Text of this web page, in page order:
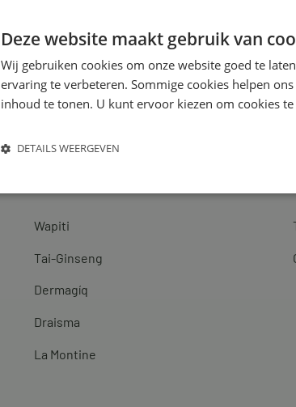
Wapiti
Tai-Ginseng
Dermagíq
Draisma
La Montine
Deze website maakt gebruik van
Wij gebruiken cookies om onze website goed te
ervaring te verbeteren. Sommige cookies helpen
inhoud te tonen. U kunt ervoor kiezen om cookies
DETAILS WEERGEVEN